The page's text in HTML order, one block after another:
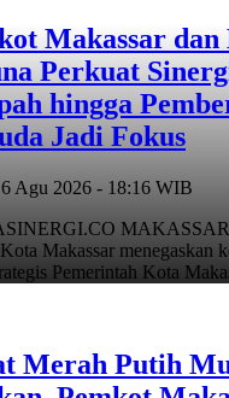
Makassar
Perkuat
hingga
Jadi Fokus
Agu 2026 - 18:16 WIB
Makassar menegaskan
Pemerintah Kota
Merah Putih